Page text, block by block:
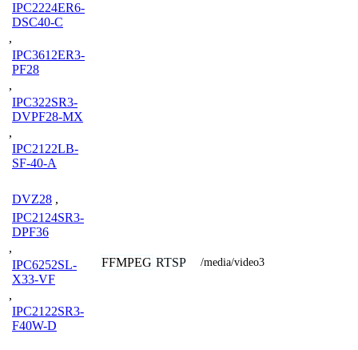
IPC2224ER6-
DSC40-C
,
IPC3612ER3-
PF28
,
IPC322SR3-
DVPF28-MX
,
IPC2122LB-
SF-40-A
DVZ28 ,
IPC2124SR3-
DPF36
,
IPC6252SL-
X33-VF
,
IPC2122SR3-
F40W-D
FFMPEG RTSP /media/video3